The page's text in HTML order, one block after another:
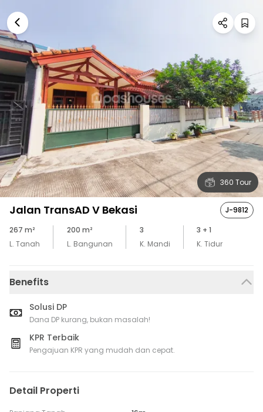
360 Tour
Jalan TransAD V Bekasi
J-9812
267 m²
L. Tanah
200 m²
L. Bangunan
3
K. Mandi
3 + 1
K. Tidur
Benefits
Solusi DP
Dana DP kurang, bukan masalah!
KPR Terbaik
Pengajuan KPR yang mudah dan cepat.
Detail Properti